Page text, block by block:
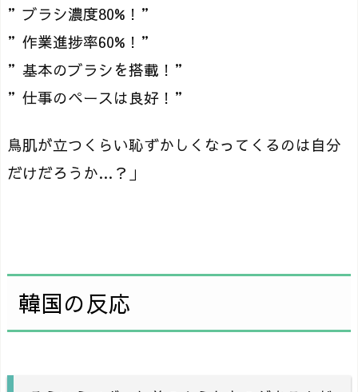
”ブラシ濃度80%！”
”作業進捗率60%！”
”基本のブラシを搭載！”
”仕事のペースは良好！”
鳥肌が立つくらい恥ずかしくなってくるのは自分
だけだろうか…？」
韓国の反応